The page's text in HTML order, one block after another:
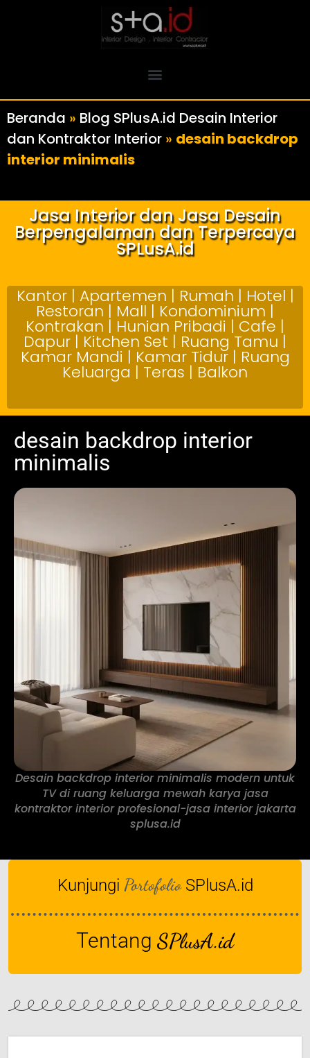
Beranda » Blog SPlusA.id Desain Interior
dan Kontraktor Interior » desain backdrop
interior minimalis
Jasa Interior dan Jasa Desain
Berpengalaman dan Terpercaya
SPLusA.id
Kantor | Apartemen | Rumah | Hotel |
Restoran | Mall | Kondominium |
Kontrakan | Hunian Pribadi | Cafe |
Dapur | Kitchen Set | Ruang Tamu |
Kamar Mandi | Kamar Tidur | Ruang
Keluarga | Teras | Balkon
desain backdrop interior
minimalis
Desain backdrop interior minimalis modern untuk
TV di ruang keluarga mewah karya jasa
kontraktor interior profesional-jasa interior jakarta
splusa.id
Kunjungi Portofolio SPlusA.id
Tentang SPlusA.id